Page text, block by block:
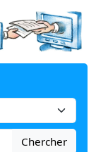
Chercher